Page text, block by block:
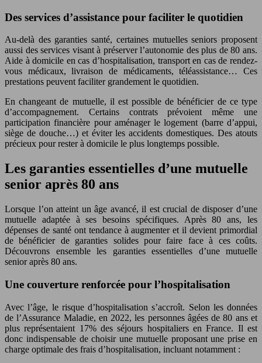
Des services d’assistance pour faciliter le quotidien
Au-delà des garanties santé, certaines mutuelles seniors proposent
aussi des services visant à préserver l’autonomie des plus de 80 ans.
Aide à domicile en cas d’hospitalisation, transport en cas de rendez-
vous médicaux, livraison de médicaments, téléassistance… Ces
prestations peuvent faciliter grandement le quotidien.
En changeant de mutuelle, il est possible de bénéficier de ce type
d’accompagnement. Certains contrats prévoient même une
participation financière pour aménager le logement (barre d’appui,
siège de douche…) et éviter les accidents domestiques. Des atouts
précieux pour rester à domicile le plus longtemps possible.
Les garanties essentielles d’une mutuelle
senior après 80 ans
Lorsque l’on atteint un âge avancé, il est crucial de disposer d’une
mutuelle adaptée à ses besoins spécifiques. Après 80 ans, les
dépenses de santé ont tendance à augmenter et il devient primordial
de bénéficier de garanties solides pour faire face à ces coûts.
Découvrons ensemble les garanties essentielles d’une mutuelle
senior après 80 ans.
Une couverture renforcée pour l’hospitalisation
Avec l’âge, le risque d’hospitalisation s’accroît. Selon les données
de l’Assurance Maladie, en 2022, les personnes âgées de 80 ans et
plus représentaient 17% des séjours hospitaliers en France. Il est
donc indispensable de choisir une mutuelle proposant une prise en
charge optimale des frais d’hospitalisation, incluant notamment :